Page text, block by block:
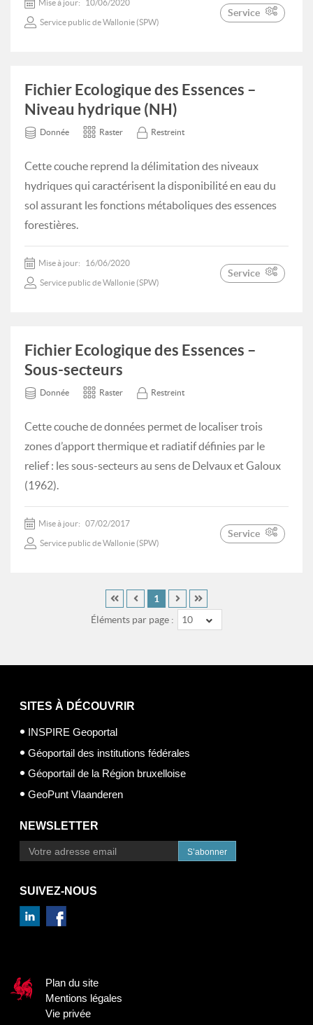
Mise à jour: 10/06/2020
Service public de Wallonie (SPW)
Service
Fichier Ecologique des Essences –
Niveau hydrique (NH)
Donnée Raster Restreint
Cette couche reprend la délimitation des niveaux
hydriques qui caractérisent la disponibilité en eau du
sol assurant les fonctions métaboliques des essences
forestières.
Mise à jour: 16/06/2020
Service public de Wallonie (SPW)
Service
Fichier Ecologique des Essences –
Sous-secteurs
Donnée Raster Restreint
Cette couche de données permet de localiser trois
zones d’apport thermique et radiatif définies par le
relief : les sous-secteurs au sens de Delvaux et Galoux
(1962).
Mise à jour: 07/02/2017
Service public de Wallonie (SPW)
Service
Éléments par page : 10
1
SITES À DÉCOUVRIR
INSPIRE Geoportal
Géoportail des institutions fédérales
Géoportail de la Région bruxelloise
GeoPunt Vlaanderen
NEWSLETTER
S’abonner
SUIVEZ-NOUS
Plan du site
Mentions légales
Vie privée